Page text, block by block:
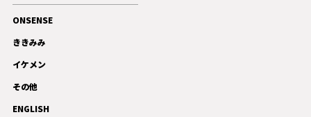
記事
ギャラリー
ONSENSE
ききみみ
イケメン
その他
ENGLISH